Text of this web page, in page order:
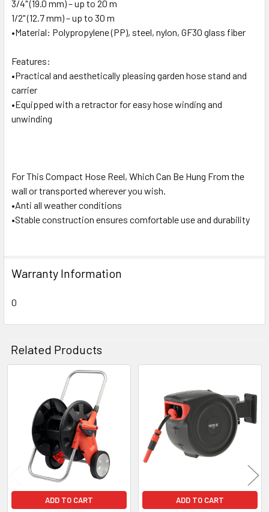
3/4" (19.0 mm) – up to 20 m
1/2" (12.7 mm) – up to 30 m
•Material: Polypropylene (PP), steel, nylon, GF30 glass fiber
Features:
•Practical and aesthetically pleasing garden hose stand and
carrier
•Equipped with a retractor for easy hose winding and
unwinding
For This Compact Hose Reel, Which Can Be Hung From the
wall or transported wherever you wish.
•Anti all weather conditions
•Stable construction ensures comfortable use and durability
Warranty Information
0
Related Products
Related
Products
ADD TO CART ADD TO CART